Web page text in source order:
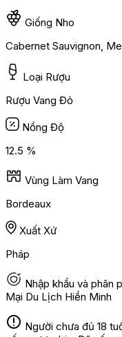
Giống Nho
Cabernet Sauvignon,
Loại Rượu
Rượu Vang Đỏ
Nồng Độ
12.5 %
Vùng Làm Vang
Bordeaux
Xuất Xứ
Pháp
Nhập khẩu và phân
Mại Du Lịch Hiền Minh
Người chưa đủ 18